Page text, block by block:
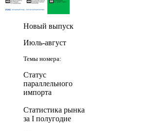
Новый выпуск
Июль-август
Темы номера:
Статус
параллельного
импорта
Статистика рынка
за I полугодие